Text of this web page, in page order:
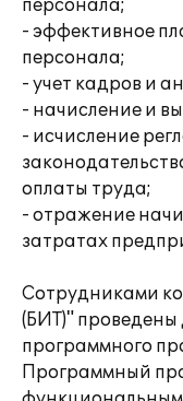
персонала;
- эффективное
персонала;
- учет кадров и
- начисление и
- исчисление
оплаты труда;
- отражение
затратах
Сотрудниками
(БИТ)" проведены
программного
Программный